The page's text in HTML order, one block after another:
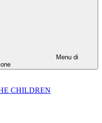
Menu di
CHILDREN